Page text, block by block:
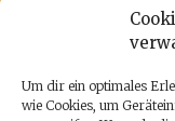
Um dir ein optimales
wie Cookies, um